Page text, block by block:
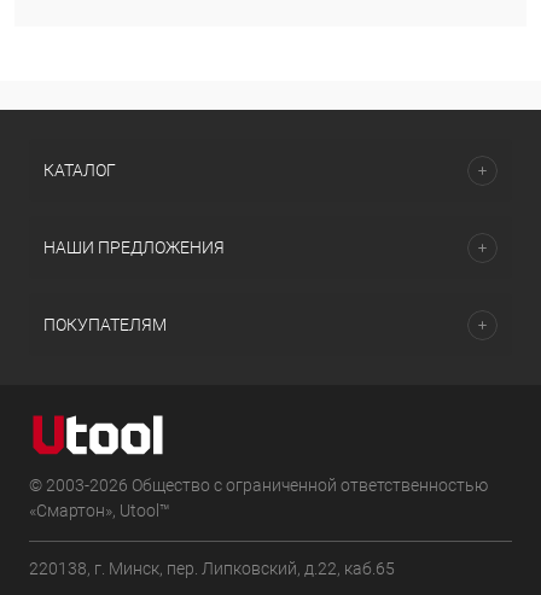
КАТАЛОГ
НАШИ ПРЕДЛОЖЕНИЯ
ПОКУПАТЕЛЯМ
© 2003-2026 Общество с ограниченной ответственностью
«Смартон», Utool™
220138, г. Минск, пер. Липковский, д.22, каб.65